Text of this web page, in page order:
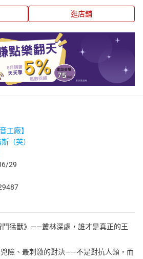
逛店舖
工廠】
（英）
29
猛獸》——叢林深處，誰才是真正的王
險、最刺激的對決——不是對抗人類，而